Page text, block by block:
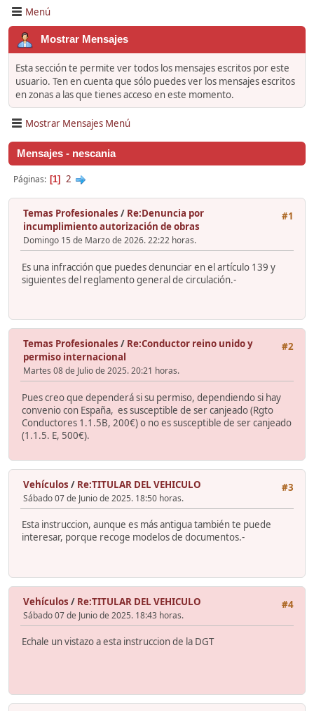
Menú
Mostrar Mensajes
Esta sección te permite ver todos los mensajes escritos por este
usuario. Ten en cuenta que sólo puedes ver los mensajes escritos
en zonas a las que tienes acceso en este momento.
Mostrar Mensajes Menú
Mensajes - nescania
Páginas 1 2
#1
Temas Profesionales / Re:Denuncia por
incumplimiento autorización de obras
Domingo 15 de Marzo de 2026. 22:22 horas.
Es una infracción que puedes denunciar en el artículo 139 y
siguientes del reglamento general de circulación.-
#2
Temas Profesionales / Re:Conductor reino unido y
permiso internacional
Martes 08 de Julio de 2025. 20:21 horas.
Pues creo que dependerá si su permiso, dependiendo si hay
convenio con España, es susceptible de ser canjeado (Rgto
Conductores 1.1.5B, 200€) o no es susceptible de ser canjeado
(1.1.5. E, 500€).
#3
Vehículos / Re:TITULAR DEL VEHICULO
Sábado 07 de Junio de 2025. 18:50 horas.
Esta instruccion, aunque es más antigua también te puede
interesar, porque recoge modelos de documentos.-
#4
Vehículos / Re:TITULAR DEL VEHICULO
Sábado 07 de Junio de 2025. 18:43 horas.
Echale un vistazo a esta instruccion de la DGT